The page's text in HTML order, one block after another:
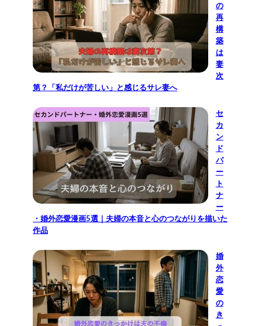
の
再
構
築
は
妻
次
第？「私だけが苦しい」と感じるサレ妻へ
セ
カ
ン
ド
パ
ー
ト
ナ
ー
・婚外恋愛漫画5選｜夫婦の本音と心のつながりを描いた
作品
婚
外
恋
愛
の
き